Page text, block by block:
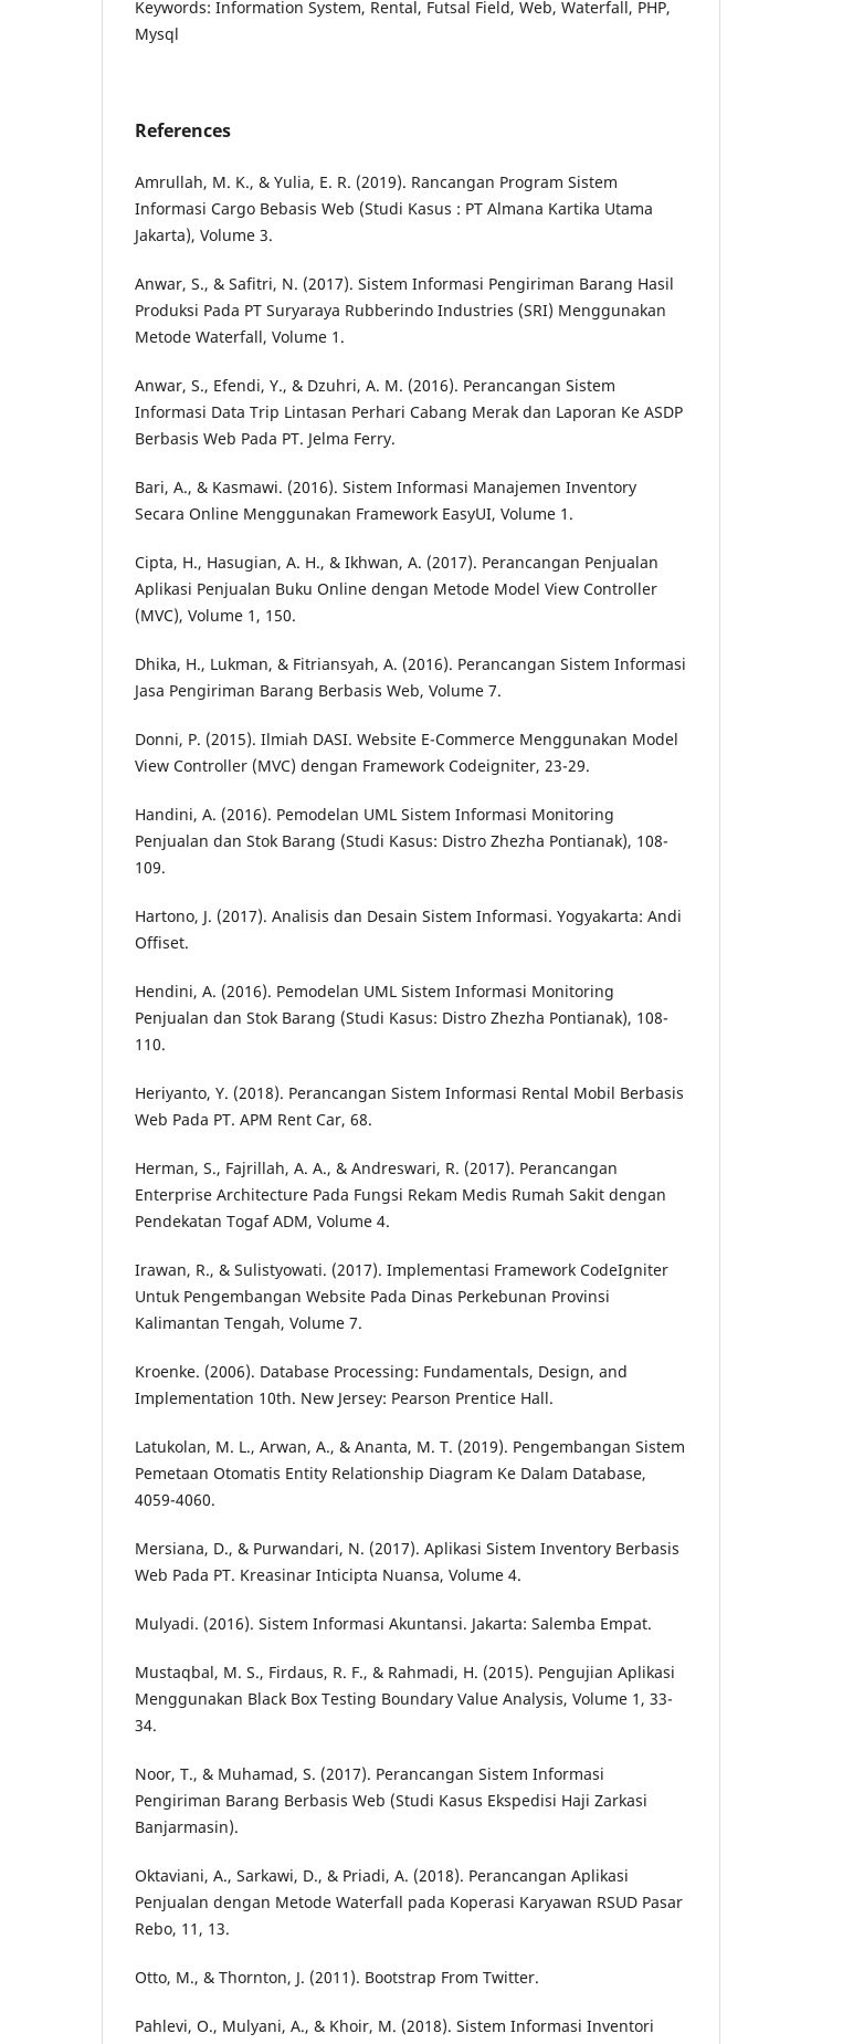
Keywords: Information System, Rental, Futsal Field, Web, Waterfall, PHP,
Mysql
References
Amrullah, M. K., & Yulia, E. R. (2019). Rancangan Program Sistem
Informasi Cargo Bebasis Web (Studi Kasus : PT Almana Kartika Utama
Jakarta), Volume 3.
Anwar, S., & Safitri, N. (2017). Sistem Informasi Pengiriman Barang Hasil
Produksi Pada PT Suryaraya Rubberindo Industries (SRI) Menggunakan
Metode Waterfall, Volume 1.
Anwar, S., Efendi, Y., & Dzuhri, A. M. (2016). Perancangan Sistem
Informasi Data Trip Lintasan Perhari Cabang Merak dan Laporan Ke ASDP
Berbasis Web Pada PT. Jelma Ferry.
Bari, A., & Kasmawi. (2016). Sistem Informasi Manajemen Inventory
Secara Online Menggunakan Framework EasyUI, Volume 1.
Cipta, H., Hasugian, A. H., & Ikhwan, A. (2017). Perancangan Penjualan
Aplikasi Penjualan Buku Online dengan Metode Model View Controller
(MVC), Volume 1, 150.
Dhika, H., Lukman, & Fitriansyah, A. (2016). Perancangan Sistem Informasi
Jasa Pengiriman Barang Berbasis Web, Volume 7.
Donni, P. (2015). Ilmiah DASI. Website E-Commerce Menggunakan Model
View Controller (MVC) dengan Framework Codeigniter, 23-29.
Handini, A. (2016). Pemodelan UML Sistem Informasi Monitoring
Penjualan dan Stok Barang (Studi Kasus: Distro Zhezha Pontianak), 108-
109.
Hartono, J. (2017). Analisis dan Desain Sistem Informasi. Yogyakarta: Andi
Offiset.
Hendini, A. (2016). Pemodelan UML Sistem Informasi Monitoring
Penjualan dan Stok Barang (Studi Kasus: Distro Zhezha Pontianak), 108-
110.
Heriyanto, Y. (2018). Perancangan Sistem Informasi Rental Mobil Berbasis
Web Pada PT. APM Rent Car, 68.
Herman, S., Fajrillah, A. A., & Andreswari, R. (2017). Perancangan
Enterprise Architecture Pada Fungsi Rekam Medis Rumah Sakit dengan
Pendekatan Togaf ADM, Volume 4.
Irawan, R., & Sulistyowati. (2017). Implementasi Framework CodeIgniter
Untuk Pengembangan Website Pada Dinas Perkebunan Provinsi
Kalimantan Tengah, Volume 7.
Kroenke. (2006). Database Processing: Fundamentals, Design, and
Implementation 10th. New Jersey: Pearson Prentice Hall.
Latukolan, M. L., Arwan, A., & Ananta, M. T. (2019). Pengembangan Sistem
Pemetaan Otomatis Entity Relationship Diagram Ke Dalam Database,
4059-4060.
Mersiana, D., & Purwandari, N. (2017). Aplikasi Sistem Inventory Berbasis
Web Pada PT. Kreasinar Inticipta Nuansa, Volume 4.
Mulyadi. (2016). Sistem Informasi Akuntansi. Jakarta: Salemba Empat.
Mustaqbal, M. S., Firdaus, R. F., & Rahmadi, H. (2015). Pengujian Aplikasi
Menggunakan Black Box Testing Boundary Value Analysis, Volume 1, 33-
34.
Noor, T., & Muhamad, S. (2017). Perancangan Sistem Informasi
Pengiriman Barang Berbasis Web (Studi Kasus Ekspedisi Haji Zarkasi
Banjarmasin).
Oktaviani, A., Sarkawi, D., & Priadi, A. (2018). Perancangan Aplikasi
Penjualan dengan Metode Waterfall pada Koperasi Karyawan RSUD Pasar
Rebo, 11, 13.
Otto, M., & Thornton, J. (2011). Bootstrap From Twitter.
Pahlevi, O., Mulyani, A., & Khoir, M. (2018). Sistem Informasi Inventori